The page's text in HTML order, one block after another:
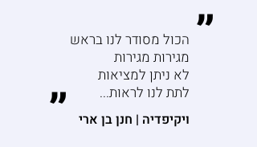
״
הכול מסודר לנו בראש
מגירות מגירות
לא ניתן למציאות
לתת לנו לראות...
״
ויקיפדיה | חנן בן ארי